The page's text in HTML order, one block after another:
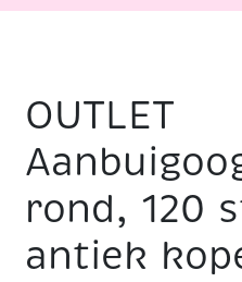
stuks, 6 mm antiek koper
OUTLET
rond, 120
antiek